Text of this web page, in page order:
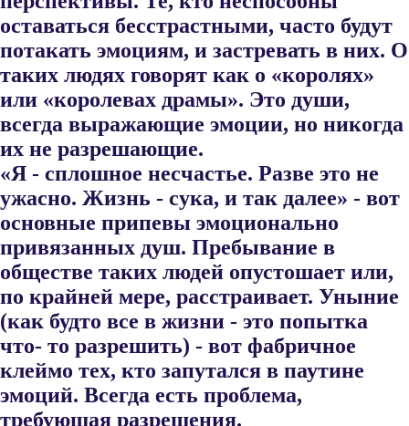
оставаться бесстрастными, часто будут
потакать эмоциям, и застревать в них. О
таких людях го​ворят как о «королях»
или «королевах драмы». Это души,
всегда вы​ражающие эмоции, но никогда
их не разрешающие.
«Я - сплошное несчастье. Разве это не
ужасно. Жизнь - сука, и так далее» - вот
основные припевы эмоционально
привязанных душ. Пребывание в
обществе таких людей опустошает или,
по крайней мере, расстраивает. Уныние
(как будто все в жизни - это попытка
что- то разрешить) - вот фабричное
клеймо тех, кто запутался в паутине
эмоций. Всегда есть проблема,
требующая разрешения.